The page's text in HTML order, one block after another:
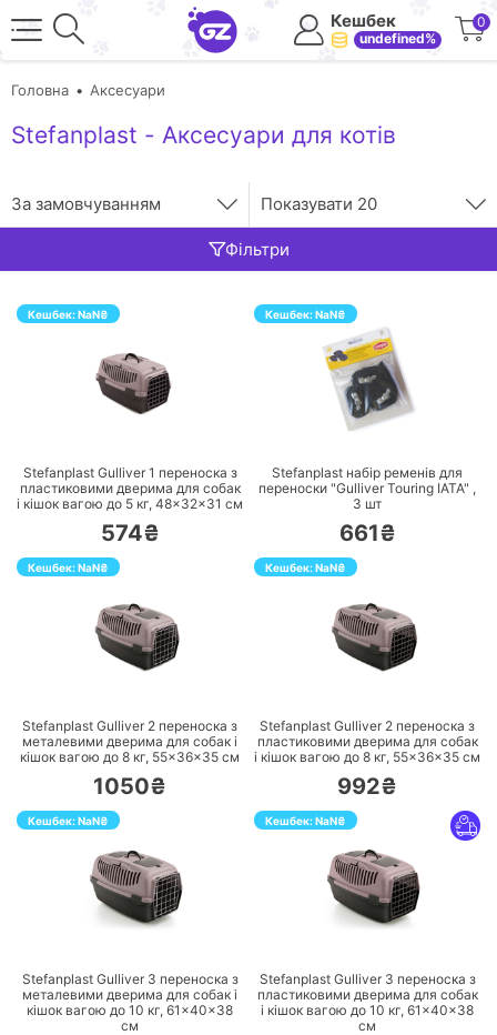
Кешбек
undefined%
0
Головна Аксесуари
Stefanplast - Аксесуари для котів
За замовчуванням Показувати 20
Фільтри
Кешбек:NaN₴
Stefanplast Gulliver 1 переноска з
пластиковими дверима для собак
і кішок вагою до 5 кг, 48×32×31 см
574₴
Кешбек:NaN₴
ПЕРЕЙТИ
Stefanplast набір ременів для
переноски "Gulliver Touring IATA" ,
3 шт
661₴
Кешбек:NaN₴
Stefanplast Gulliver 2 переноска з
металевими дверима для собак і
кішок вагою до 8 кг, 55×36×35 см
1050₴
Кешбек:NaN₴
Stefanplast Gulliver 2 переноска з
пластиковими дверима для собак
і кішок вагою до 8 кг, 55×36×35 см
992₴
Кешбек:NaN₴
Stefanplast Gulliver 3 переноска з
металевими дверима для собак і
кішок вагою до 10 кг, 61×40×38
см
Кешбек:NaN₴
Stefanplast Gulliver 3 переноска з
пластиковими дверима для собак
і кішок вагою до 10 кг, 61×40×38
см